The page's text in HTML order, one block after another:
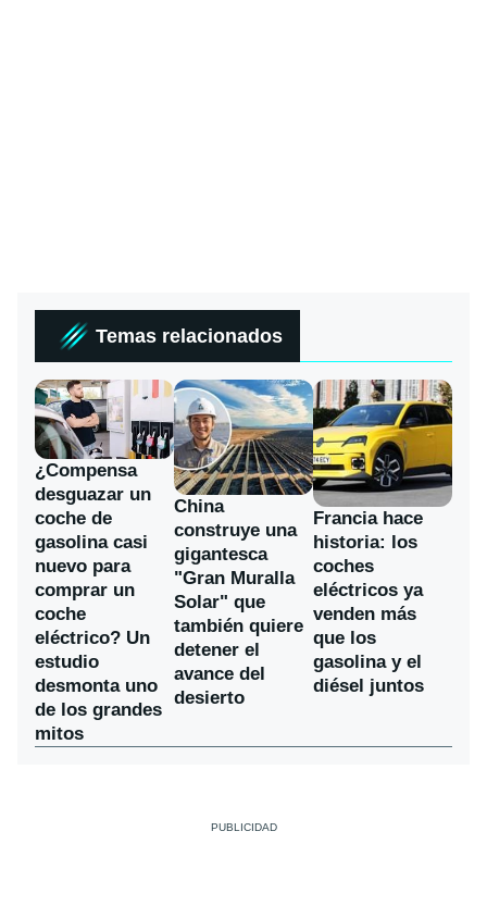
Temas relacionados
¿Compensa
desguazar un
coche de
gasolina casi
nuevo para
comprar un
coche
eléctrico? Un
estudio
desmonta uno
de los grandes
mitos
China
construye una
gigantesca
"Gran Muralla
Solar" que
también quiere
detener el
avance del
desierto
Francia hace
historia: los
coches
eléctricos ya
venden más
que los
gasolina y el
diésel juntos